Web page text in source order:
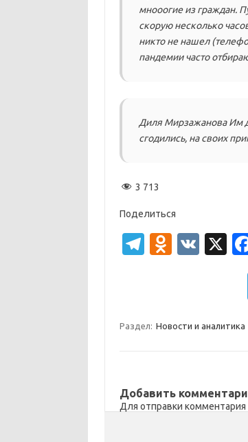
мнооогие из граждан.
скорую несколько
никто не нашел
пандемии часто
Диля Мирзажанова Им
сгодились, на своих
3 713
Поделиться
T
a
O
kl
ik
V
X
Раздел: Новости и аналитика
Добавить
Для отправки